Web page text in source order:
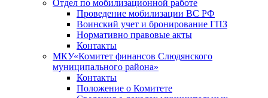
Отдел по мобилизационной работе
Проведение мобилизации ВС РФ
Воинский учет и бронирование ГПЗ
Нормативно правовые акты
Контакты
МКУ«Комитет финансов Слюдянского
муниципального района»
Контакты
Положение о Комитете